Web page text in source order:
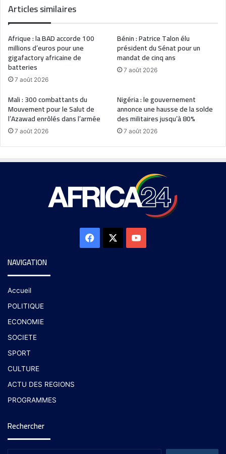
Articles similaires
Afrique : la BAD accorde 100
millions d’euros pour une
gigafactory africaine de
batteries
7 août 2026
Bénin : Patrice Talon élu
président du Sénat pour un
mandat de cinq ans
7 août 2026
Mali : 300 combattants du
Mouvement pour le Salut de
l’Azawad enrôlés dans l’armée
7 août 2026
Nigéria : le gouvernement
annonce une hausse de la solde
des militaires jusqu’à 80%
7 août 2026
NAVIGATION
Accueil
POLITIQUE
ECONOMIE
SOCIETE
SPORT
CULTURE
ACTU DES REGIONS
PROGRAMMES
Rechercher